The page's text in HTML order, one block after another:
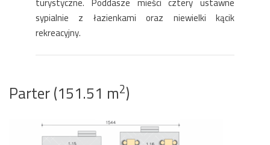
sypialnie z łazienkami oraz niewielki kącik
rekreacyjny.
Parter (151.51 m2)